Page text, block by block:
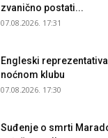
zvanično postati...
07.08.2026. 17:31
Engleski
noćnom klubu
07.08.2026. 17:30
Suđenje o smrti